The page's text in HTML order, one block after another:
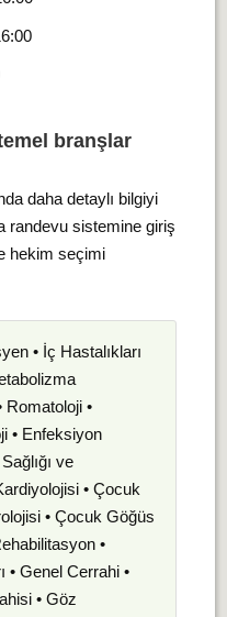
branşlar
daha detaylı bilgiyi
randevu sistemine giriş
hekim seçimi
• İç Hastalıkları
Romatoloji •
• Enfeksiyon
ve
• Çocuk
• Çocuk Göğüs
•
• Genel Cerrahi •
• Göz